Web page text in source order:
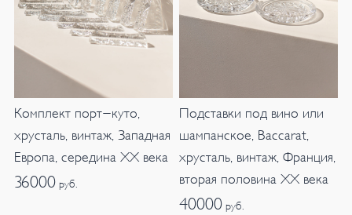
Комплект порт-куто,
хрусталь, винтаж, Западная
Европа, середина XX века
36000 руб.
Подставки под вино или
шампанское, Baccarat,
хрусталь, винтаж, Франция,
вторая половина XX века
40000 руб.